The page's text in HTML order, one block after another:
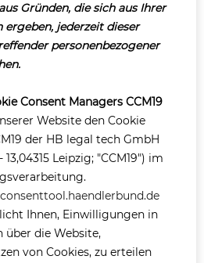
Gründen, die sich aus Ihrer
jederzeit dieser
personenbezogener
Consent Managers CCM19
Website den Cookie
der HB legal tech GmbH
Leipzig; "CCM19") im
consenttool.haendlerbund.de
Ihnen, Einwilligungen in
über die Website,
von Cookies, zu erteilen